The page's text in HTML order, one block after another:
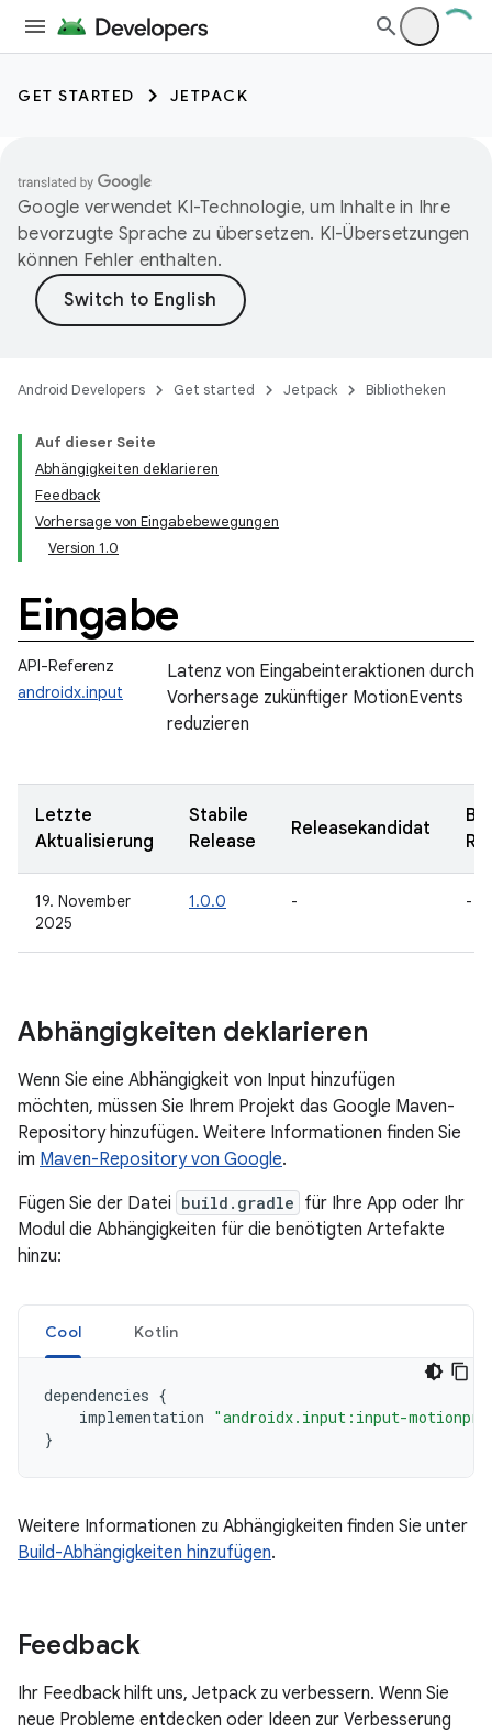
GET STARTED JETPACK
Google verwendet KI-Technologie, um Inhalte in Ihre
bevorzugte Sprache zu übersetzen. KI-Übersetzungen
können Fehler enthalten.
Android Developers Get started Jetpack Bibliotheken
Auf dieser Seite
Abhängigkeiten deklarieren
Feedback
Vorhersage von Eingabebewegungen
Version 1.0
Eingabe
API-Referenz
androidx.input
Latenz von Eingabeinteraktionen durch
Vorhersage zukünftiger MotionEvents
reduzieren
Letzte
Aktualisierung
Stabile
Release
Releasekandidat
19. November
2025
1.0.0 - -
Abhängigkeiten deklarieren
Wenn Sie eine Abhängigkeit von Input hinzufügen
möchten, müssen Sie Ihrem Projekt das Google Maven-
Repository hinzufügen. Weitere Informationen finden Sie
im Maven-Repository von Google.
Fügen Sie der Datei build.gradle für Ihre App oder Ihr
Modul die Abhängigkeiten für die benötigten Artefakte
hinzu:
Cool Kotlin
dependencies {
implementation "androidx.input:input-
}
Weitere Informationen zu Abhängigkeiten finden Sie unter
Build-Abhängigkeiten hinzufügen.
Feedback
Ihr Feedback hilft uns, Jetpack zu verbessern. Wenn Sie
neue Probleme entdecken oder Ideen zur Verbesserung